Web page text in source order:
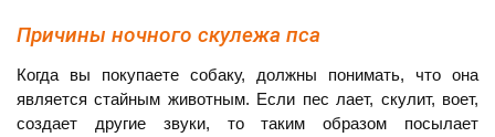
Причины ночного скулежа пса
Когда вы покупаете собаку, должны понимать, что она
является стайным животным. Если пес лает, скулит, воет,
создает другие звуки, то таким образом посылает